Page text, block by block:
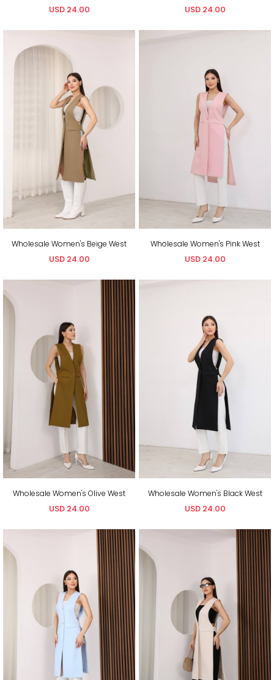
USD 24.00 USD 24.00
Wholesale Women's Beige West
USD 24.00
Wholesale Women's Pink West
USD 24.00
Wholesale Women's Olive West
USD 24.00
Wholesale Women's Black West
USD 24.00